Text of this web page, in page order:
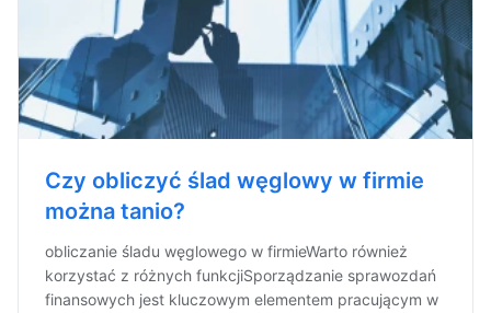
Czy obliczyć ślad węglowy w firmie
można tanio?
obliczanie śladu węglowego w firmieWarto również
korzystać z różnych funkcjiSporządzanie sprawozdań
finansowych jest kluczowym elementem pracującym w